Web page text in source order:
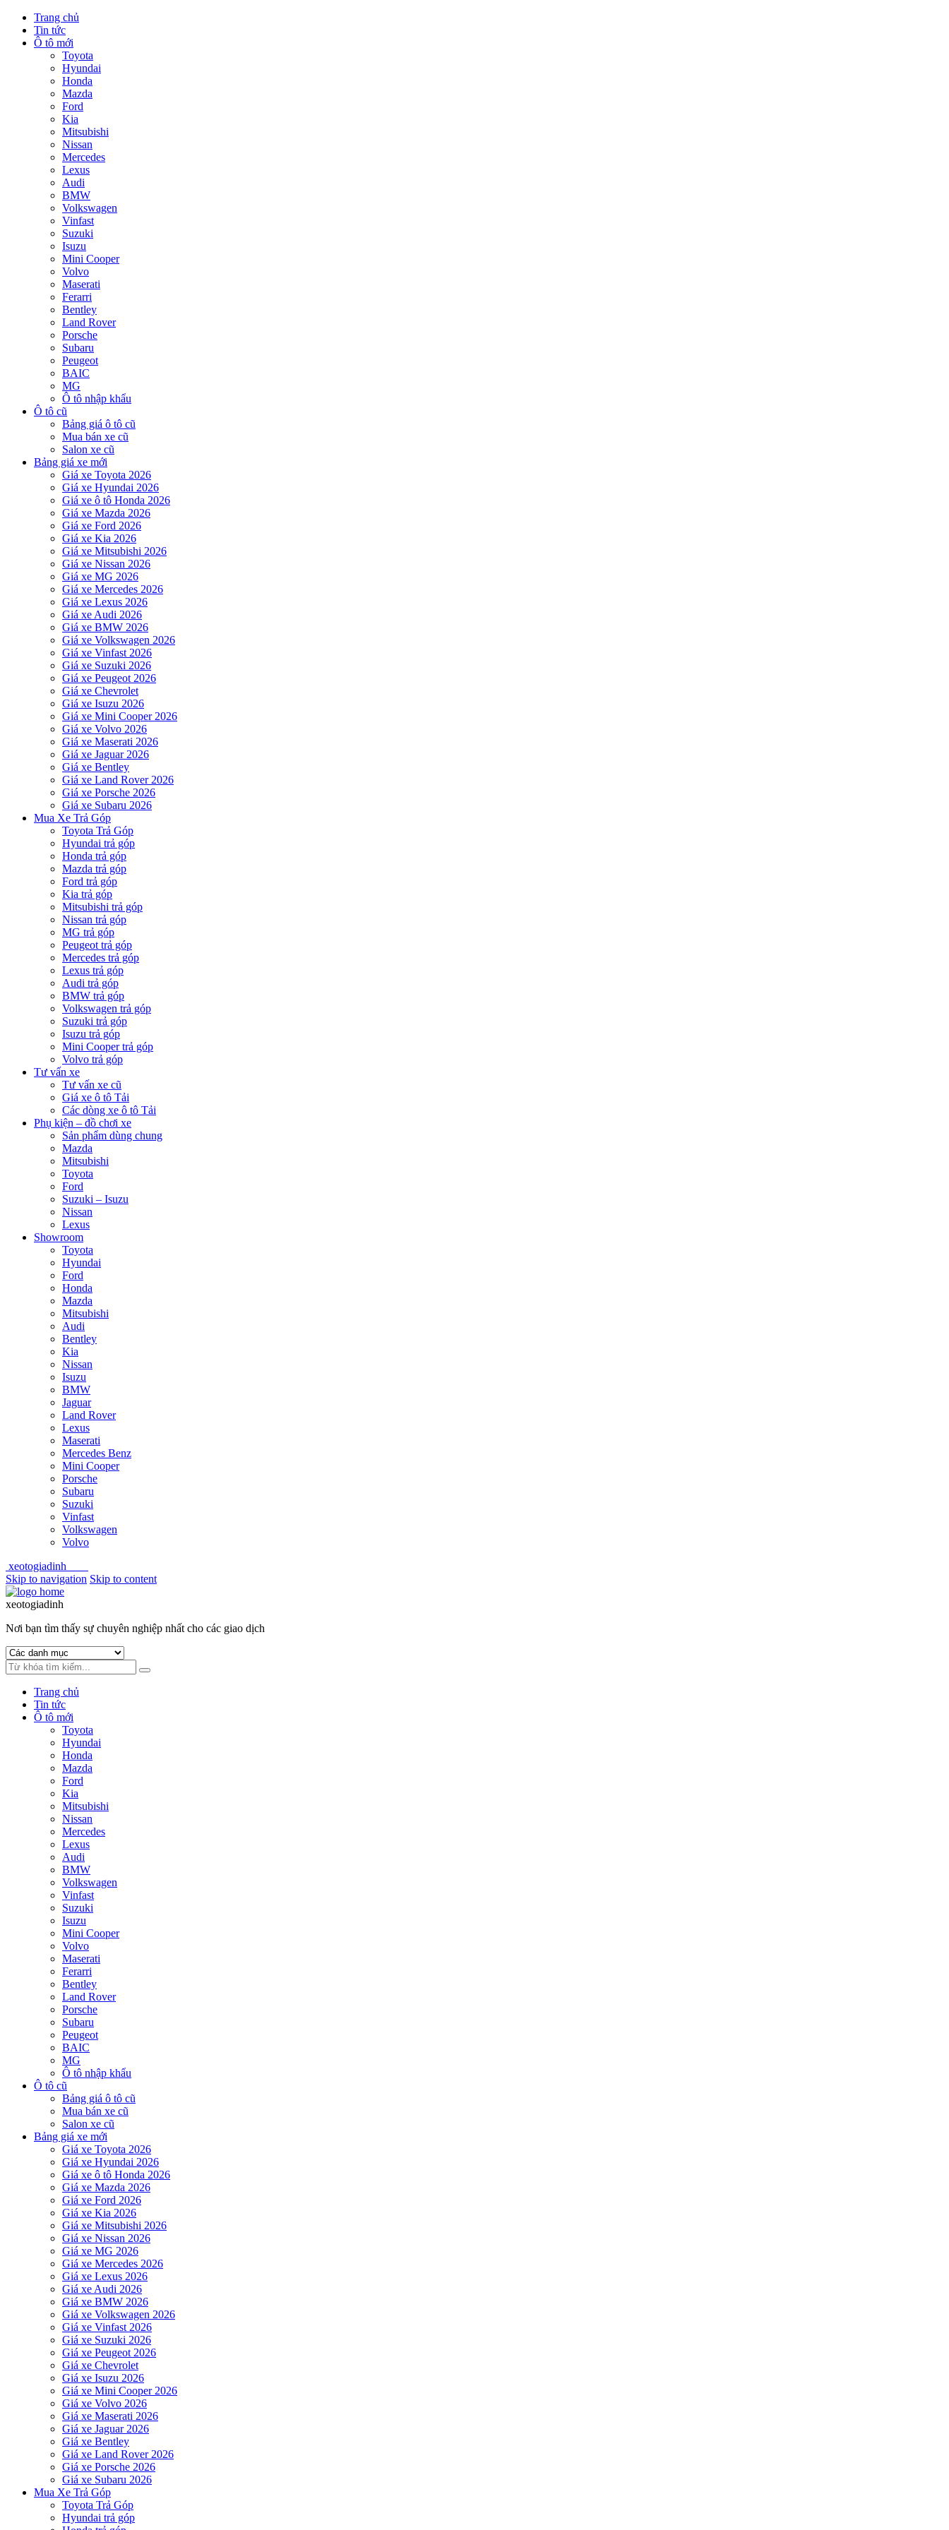
Trang chủ
Tin tức
Ô tô mới
Toyota
Hyundai
Honda
Mazda
Ford
Kia
Mitsubishi
Nissan
Mercedes
Lexus
Audi
BMW
Volkswagen
Vinfast
Suzuki
Isuzu
Mini Cooper
Volvo
Maserati
Ferarri
Bentley
Land Rover
Porsche
Subaru
Peugeot
BAIC
MG
Ô tô nhập khẩu
Ô tô cũ
Bảng giá ô tô cũ
Mua bán xe cũ
Salon xe cũ
Bảng giá xe mới
Giá xe Toyota 2026
Giá xe Hyundai 2026
Giá xe ô tô Honda 2026
Giá xe Mazda 2026
Giá xe Ford 2026
Giá xe Kia 2026
Giá xe Mitsubishi 2026
Giá xe Nissan 2026
Giá xe MG 2026
Giá xe Mercedes 2026
Giá xe Lexus 2026
Giá xe Audi 2026
Giá xe BMW 2026
Giá xe Volkswagen 2026
Giá xe Vinfast 2026
Giá xe Suzuki 2026
Giá xe Peugeot 2026
Giá xe Chevrolet
Giá xe Isuzu 2026
Giá xe Mini Cooper 2026
Giá xe Volvo 2026
Giá xe Maserati 2026
Giá xe Jaguar 2026
Giá xe Bentley
Giá xe Land Rover 2026
Giá xe Porsche 2026
Giá xe Subaru 2026
Mua Xe Trả Góp
Toyota Trả Góp
Hyundai trả góp
Honda trả góp
Mazda trả góp
Ford trả góp
Kia trả góp
Mitsubishi trả góp
Nissan trả góp
MG trả góp
Peugeot trả góp
Mercedes trả góp
Lexus trả góp
Audi trả góp
BMW trả góp
Volkswagen trả góp
Suzuki trả góp
Isuzu trả góp
Mini Cooper trả góp
Volvo trả góp
Tư vấn xe
Tư vấn xe cũ
Giá xe ô tô Tải
Các dòng xe ô tô Tải
Phụ kiện – đồ chơi xe
Sản phẩm dùng chung
Mazda
Mitsubishi
Toyota
Ford
Suzuki – Isuzu
Nissan
Lexus
Showroom
Toyota
Hyundai
Ford
Honda
Mazda
Mitsubishi
Audi
Bentley
Kia
Nissan
Isuzu
BMW
Jaguar
Land Rover
Lexus
Maserati
Mercedes Benz
Mini Cooper
Porsche
Subaru
Suzuki
Vinfast
Volkswagen
Volvo
xeotogiadinh
Skip to navigation Skip to content
xeotogiadinh
Nơi bạn tìm thấy sự chuyên nghiệp nhất cho các giao dịch
Trang chủ
Tin tức
Ô tô mới
Toyota
Hyundai
Honda
Mazda
Ford
Kia
Mitsubishi
Nissan
Mercedes
Lexus
Audi
BMW
Volkswagen
Vinfast
Suzuki
Isuzu
Mini Cooper
Volvo
Maserati
Ferarri
Bentley
Land Rover
Porsche
Subaru
Peugeot
BAIC
MG
Ô tô nhập khẩu
Ô tô cũ
Bảng giá ô tô cũ
Mua bán xe cũ
Salon xe cũ
Bảng giá xe mới
Giá xe Toyota 2026
Giá xe Hyundai 2026
Giá xe ô tô Honda 2026
Giá xe Mazda 2026
Giá xe Ford 2026
Giá xe Kia 2026
Giá xe Mitsubishi 2026
Giá xe Nissan 2026
Giá xe MG 2026
Giá xe Mercedes 2026
Giá xe Lexus 2026
Giá xe Audi 2026
Giá xe BMW 2026
Giá xe Volkswagen 2026
Giá xe Vinfast 2026
Giá xe Suzuki 2026
Giá xe Peugeot 2026
Giá xe Chevrolet
Giá xe Isuzu 2026
Giá xe Mini Cooper 2026
Giá xe Volvo 2026
Giá xe Maserati 2026
Giá xe Jaguar 2026
Giá xe Bentley
Giá xe Land Rover 2026
Giá xe Porsche 2026
Giá xe Subaru 2026
Mua Xe Trả Góp
Toyota Trả Góp
Hyundai trả góp